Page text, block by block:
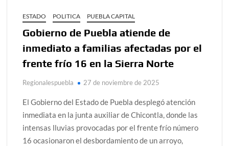
ESTADO POLITICA PUEBLA CAPITAL
Gobierno de Puebla atiende de
inmediato a familias afectadas por el
frente frío 16 en la Sierra Norte
Regionalespuebla 27 de noviembre de 2025
El Gobierno del Estado de Puebla desplegó atención
inmediata en la junta auxiliar de Chicontla, donde las
intensas lluvias provocadas por el frente frío número
16 ocasionaron el desbordamiento de un arroyo,